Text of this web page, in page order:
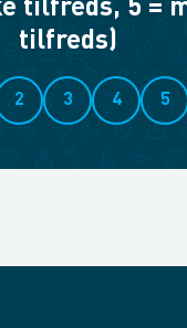
tilfreds, 5 =
tilfreds)
2 3 4 5